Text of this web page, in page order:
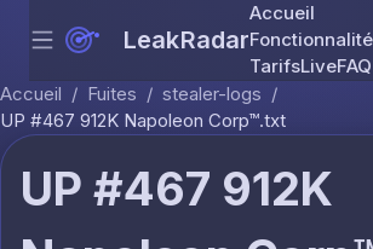
Skip to
Menu LeakRadar
Accueil
TarifsLiveFAQ
Accueil / Fuites / stealer-logs /
UP #467 912K Napoleon Corp™.txt
UP #467 912K